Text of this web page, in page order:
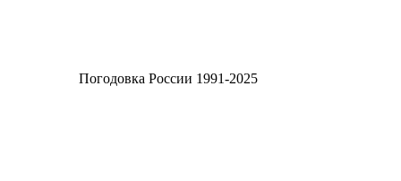
Погодовка России 1991-2025